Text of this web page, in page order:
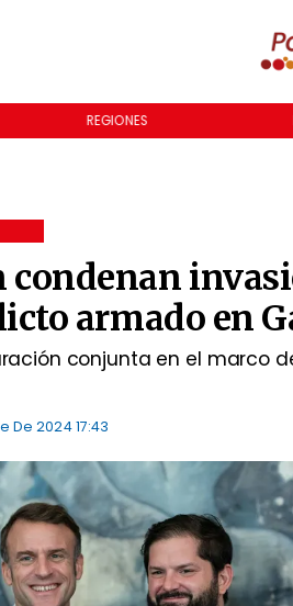
REGIONES
armado en
conjunta en el marco
De 2024 17:43